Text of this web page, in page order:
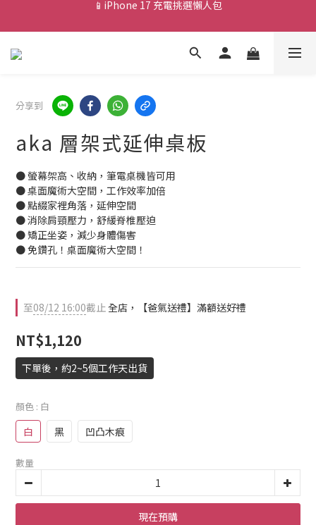
📱iPhone 17 充電挑選懶人包
分享到
aka 層架式延伸桌板
● 螢幕架高、收納，筆電桌機皆可用
● 桌面魔術大空間，工作效率加倍
● 點綴家裡角落，延伸空間
● 消除肩頸壓力，舒緩脊椎壓迫
● 矯正坐姿，減少身體傷害
● 免鑽孔！桌面魔術大空間！
至08/12 16:00截止全店，【爸氣送禮】滿額送好禮
NT$1,120
下單後，約2~5個工作天出貨
顏色 : 白
白 黑 凹凸木痕
數量
現在預購